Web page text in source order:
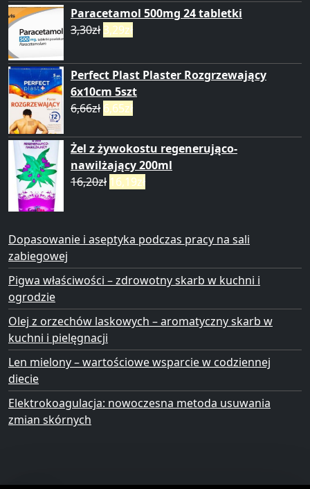
Paracetamol 500mg 24 tabletki
3,30zł 3,29zł
Perfect Plast Plaster Rozgrzewający
6x10cm 5szt
6,66zł 6,65zł
Żel z żywokostu regenerująco-
nawilżający 200ml
16,20zł 16,19zł
Dopasowanie i aseptyka podczas pracy na sali
zabiegowej
Pigwa właściwości – zdrowotny skarb w kuchni i
ogrodzie
Olej z orzechów laskowych – aromatyczny skarb w
kuchni i pielęgnacji
Len mielony – wartościowe wsparcie w codziennej
diecie
Elektrokoagulacja: nowoczesna metoda usuwania
zmian skórnych